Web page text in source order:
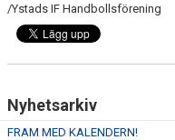
/Ystads IF Handbollsförening
Nyhetsarkiv
FRAM MED KALENDERN!